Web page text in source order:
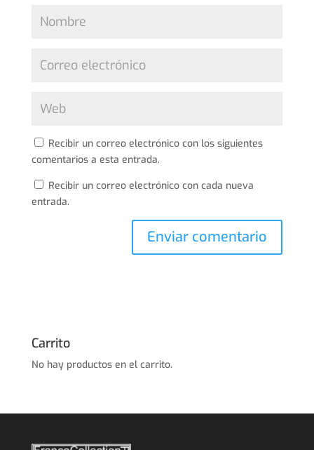
Recibir un correo electrónico con los siguientes
comentarios a esta entrada.
Recibir un correo electrónico con cada nueva
entrada.
Carrito
No hay productos en el carrito.